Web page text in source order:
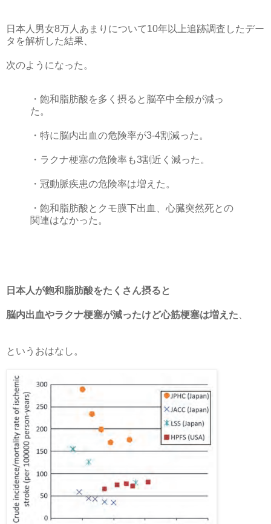
日本人男女8万人あまりについて10年以上追跡調査したデー
タを解析した結果、
次のようになった。
・飽和脂肪酸を多く摂ると脳卒中全般が減っ
た。
・特に脳内出血の危険率が3-4割減った。
・ラクナ梗塞の危険率も3割近く減った。
・冠動脈疾患の危険率は増えた。
・飽和脂肪酸とクモ膜下出血、心臓突然死との
関連はなかった。
日本人が飽和脂肪酸をたくさん摂ると
脳内出血やラクナ梗塞が減ったけど心筋梗塞は増えた
というおはなし。